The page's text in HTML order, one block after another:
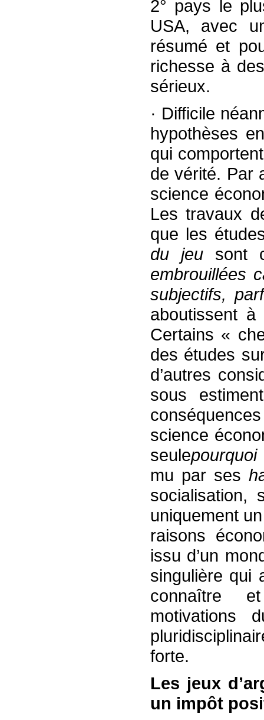
2° pays le
USA, avec
résumé et
richesse à
sérieux.
· Difficile
hypothèses
qui
de vérité. Par
science
Les travaux
que les
du jeusont
embrouillées
subjectifs,
aboutissent à
Certains «
des études
d’autres
sous
science
seule
mu par ses
socialisation,
uniquement
raisons
issu d’un
singulière qui
connaître
motivations
forte.
Les jeux
un impôt